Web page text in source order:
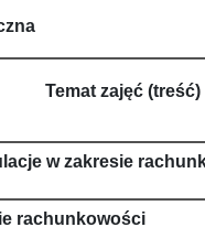
Temat zajęć (treść)
w zakresie
rachunkowości